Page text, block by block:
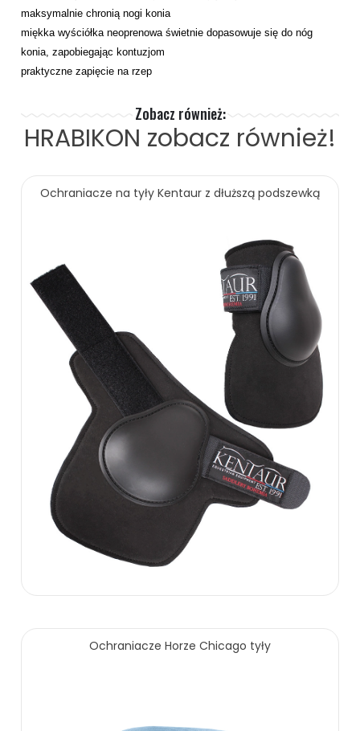
maksymalnie chronią nogi konia
miękka wyściółka neoprenowa świetnie dopasowuje się do nóg
konia, zapobiegając kontuzjom
praktyczne zapięcie na rzep
Zobacz również:
HRABIKON zobacz również!
Ochraniacze na tyły Kentaur z dłuższą podszewką
115.00 zł
Ochraniacze Horze Chicago tyły